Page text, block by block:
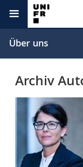
Universität
Campus
Forschung
Universität
Theologische
Wirtschafts-
Informationen für
Studieninteressierte
Studierende
Ressourcen
Über uns
Archiv